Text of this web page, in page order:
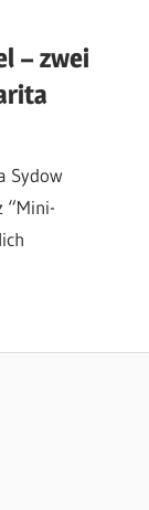
– zwei
Sydow
“Mini-